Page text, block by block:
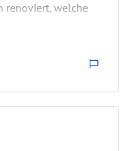
renoviert, welche
und freundlich.
war lecker und